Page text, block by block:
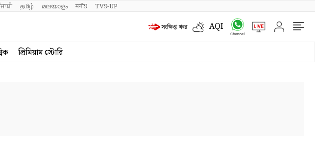
தமிழ் മലയാളം मनी9 TV9-UP
AQI
প্রিমিয়াম স্টোরি